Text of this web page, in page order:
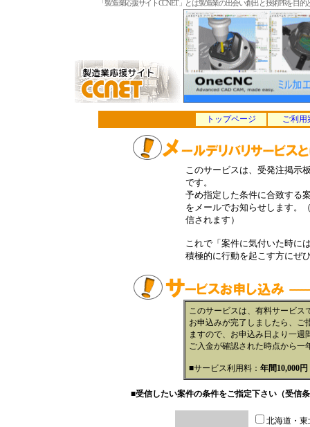
「製造業応援サイトCCNET」とは製造業の出会い創出と技術PRを
トップページ ご利用
このサービスは、受発注掲示
です。
予め指定した条件に合致する
をメールでお知らせします。
信されます）
これで「案件に気付いた時に
積極的に行動を起こす方にぜ
このサービスは、有料サービス
お申込みが完了しましたら、ご
ますので、お申込み日より一週
ご入金が確認された時点から一
■サービス利用料： 年間10,000
■受信したい案件の条件をご指定下さい（受信
北海道・